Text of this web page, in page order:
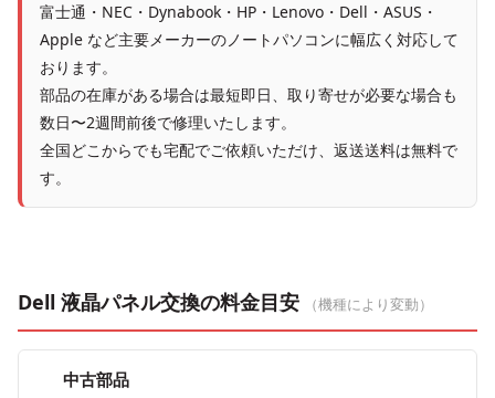
富士通・NEC・Dynabook・HP・Lenovo・Dell・ASUS・
Apple など主要メーカーのノートパソコンに幅広く対応して
おります。
部品の在庫がある場合は最短即日、取り寄せが必要な場合も
数日〜2週間前後で修理いたします。
全国どこからでも宅配でご依頼いただけ、返送送料は無料で
す。
Dell 液晶パネル交換の料金目安 （機種により変動）
中古部品